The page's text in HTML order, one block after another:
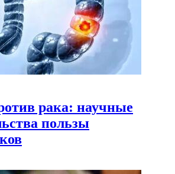
рака: научные
пользы